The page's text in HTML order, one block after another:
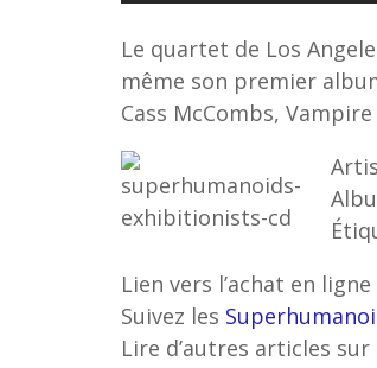
Le quartet de Los
même son premier
Cass McCombs,
Lien vers l’achat en ligne
Suivez les
Lire d’autres articles